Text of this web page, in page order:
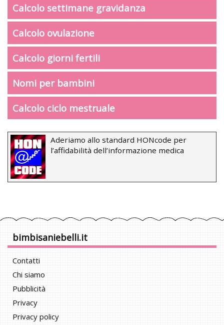
Calcolo settimane gravidanza
Calcolo ovulazione
Calcolo giorni fertili
Nomi per bambini
Calcolo ciclo mestruale
Aderiamo allo standard HONcode per
l’affidabilità dell’informazione medica
bimbisaniebelli.it
Contatti
Chi siamo
Pubblicità
Privacy
Privacy policy